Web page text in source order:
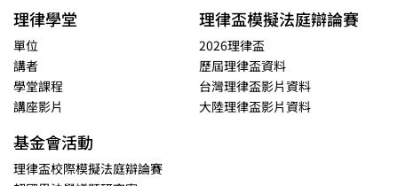
理律學堂
單位
講者
學堂課程
講座影片
理律盃模擬法庭辯論賽
2026理律盃
歷屆理律盃資料
台灣理律盃影片資料
大陸理律盃影片資料
基金會活動
理律盃校際模擬法庭辯論賽